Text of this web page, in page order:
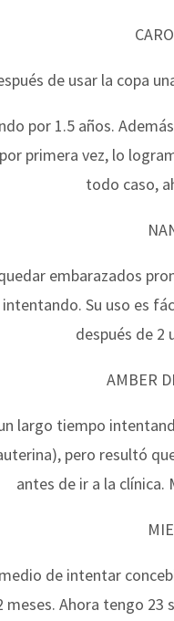
de usar la copa
por 1.5 años.
primera vez, lo
todo caso,
embarazados
Su uso es
después de 2
AMBER
largo tiempo
pero resultó
antes de ir a la clínica.
de intentar
meses. Ahora tengo 23